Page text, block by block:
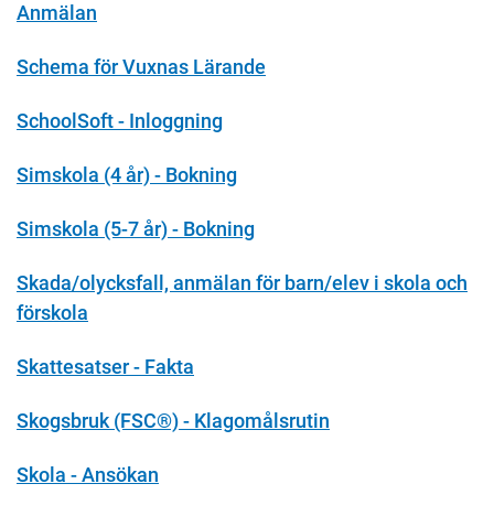
Anmälan
Schema för Vuxnas Lärande
SchoolSoft - Inloggning
Simskola (4 år) - Bokning
Simskola (5-7 år) - Bokning
Skada/olycksfall, anmälan för barn/elev i skola och
förskola
Skattesatser - Fakta
Skogsbruk (FSC®) - Klagomålsrutin
Skola - Ansökan